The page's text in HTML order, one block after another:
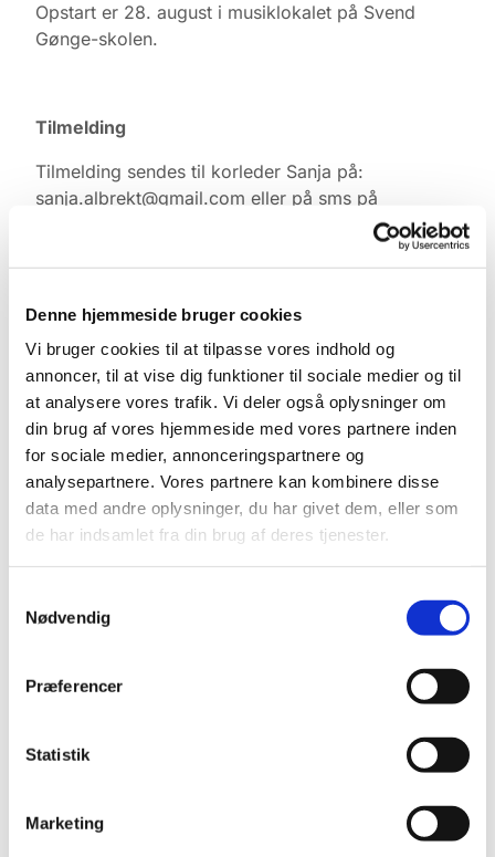
Denne hjemmeside bruger cookies
Vi bruger cookies til at tilpasse vores indhold og
annoncer, til at vise dig funktioner til sociale medier og til
at analysere vores trafik. Vi deler også oplysninger om
din brug af vores hjemmeside med vores partnere inden
for sociale medier, annonceringspartnere og
analysepartnere. Vores partnere kan kombinere disse
data med andre oplysninger, du har givet dem, eller som
de har indsamlet fra din brug af deres tjenester.
Nødvendig
Præferencer
Statistik
Marketing
Opstart er 28. august i musiklokalet på Svend
Gønge-skolen.
Tilmelding
Tilmelding sendes til korleder Sanja på:
sanja.albrekt@gmail.com eller på sms på
barnets navn
klasse (evt. skole)
kontakttelefonnummer (voksen) + mail
må kirken bruge billeder af dit barn i forbindelse
med opslag på kirkens
hjemmeside/avis/Facebook)?